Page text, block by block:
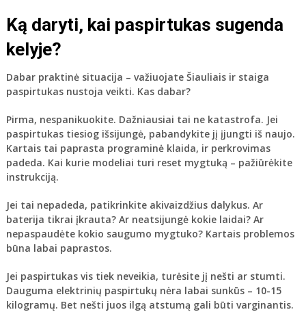
Ką daryti, kai paspirtukas sugenda
kelyje?
Dabar praktinė situacija – važiuojate Šiauliais ir staiga
paspirtukas nustoja veikti. Kas dabar?
Pirma, nespanikuokite. Dažniausiai tai ne katastrofa. Jei
paspirtukas tiesiog išsijungė, pabandykite jį įjungti iš naujo.
Kartais tai paprasta programinė klaida, ir perkrovimas
padeda. Kai kurie modeliai turi reset mygtuką – pažiūrėkite
instrukciją.
Jei tai nepadeda, patikrinkite akivaizdžius dalykus. Ar
baterija tikrai įkrauta? Ar neatsijungė kokie laidai? Ar
nepaspaudėte kokio saugumo mygtuko? Kartais problemos
būna labai paprastos.
Jei paspirtukas vis tiek neveikia, turėsite jį nešti ar stumti.
Dauguma elektrinių paspirtukų nėra labai sunkūs – 10-15
kilogramų. Bet nešti juos ilgą atstumą gali būti varginantis.